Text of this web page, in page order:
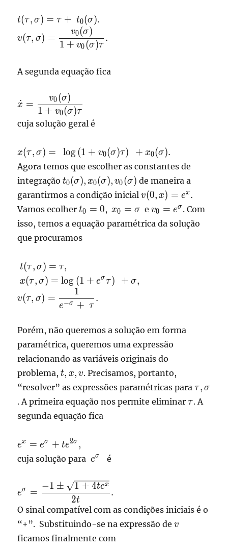
\displaystyle
t(\tau,\sigma)
= \tau +
t(τ, σ) = τ + t0(σ).
\displaystyle
v(\tau,\sigma) =
{1+v_0(\sigma)\tau}.
v(τ, σ) =
1 + v0(σ)τ
v0(σ)
.
A segunda equação fica
\displaystyle \dot x =
\frac{v_0(\sigma)}
{1+v_0(\sigma)\tau}
x
˙ =
1 + v0(σ)τ
v0(σ)
cuja solução geral é
\displaystyle x(\tau,\sigma)
=
\log\left(1+v_0(\sigma)\tau
\right) +x_0(\sigma).
x(τ, σ) = log (1 + v0(σ)τ) + x0(σ).
Agora temos que escolher as constantes de
integraçãot_0(\sigma),x_0(\sigma),v_0(\sigma)
t0(σ), x0(σ), v0(σ) de maneira a
garantirmos a condição inicialv(0,x)
=
e^{x}.
v(0, x) = ex.
Vamos ecolhert_0=0
t0 = 0,x_0=\sigma
x0 = σ e v_0
=e^{\sigma}
v0 = eσ . Com
isso, temos a equação paramétrica da solução
que procuramos
\displaystyle
t(\tau,\sigma)
= \tau ,
t(τ, σ) = τ,
\displaystyle
x(\tau,\sigma) =
\log\left(1+e^{\sigma}
x(τ, σ) = log (1 + eστ ) + σ,
\displaystyle
v(\tau,\sigma)
\sigma}+ \tau}.
v(τ, σ) =
e−σ + τ
1
.
Porém, não queremos a solução em forma
paramétrica, queremos uma expressão
relacionando as variáveis originais do
problema,t,x,v
t, x, v. Precisamos, portanto,
“resolver” as expressões paramétricas paraτ, σ
. A primeira equação nos permite eliminar\tau
τ. A
segunda equação fica
\displaystyle
e^x =
e^\sigma +
te^{2\sigma},
ex = eσ + te2σ ,
cuja solução para \displaystyle
eσ é
\displaystyle
e^\sigma =
\frac{-1\pm
\sqrt{1
+4te^{x}}}
{2t}.
eσ =
2t
−1 ± 1 + 4tex
.
O sinal compatível com as condições iniciais é o
“+”. Substituindo-se na expressão dev
v
ficamos finalmente com